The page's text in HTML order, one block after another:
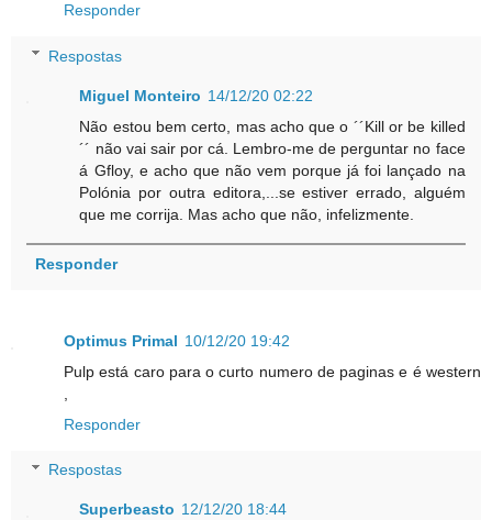
Responder
Respostas
Miguel Monteiro 14/12/20 02:22
Não estou bem certo, mas acho que o ´´Kill or be killed
´´ não vai sair por cá. Lembro-me de perguntar no face
á Gfloy, e acho que não vem porque já foi lançado na
Polónia por outra editora,...se estiver errado, alguém
que me corrija. Mas acho que não, infelizmente.
Responder
Optimus Primal 10/12/20 19:42
Pulp está caro para o curto numero de paginas e é western
Responder
Respostas
Superbeasto 12/12/20 18:44